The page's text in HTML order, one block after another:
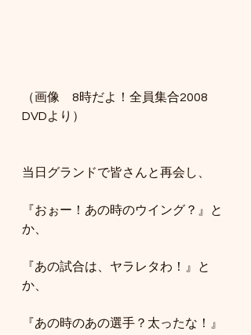
（画像　8時だよ！全員集合2008
DVDより）
当日グランドで皆さんと再会し、
『おぉー！あの時のウイング？』と
か、
『あの試合は、ヤラレタわ！』と
か、
『あの時のあの選手？太ったな！』